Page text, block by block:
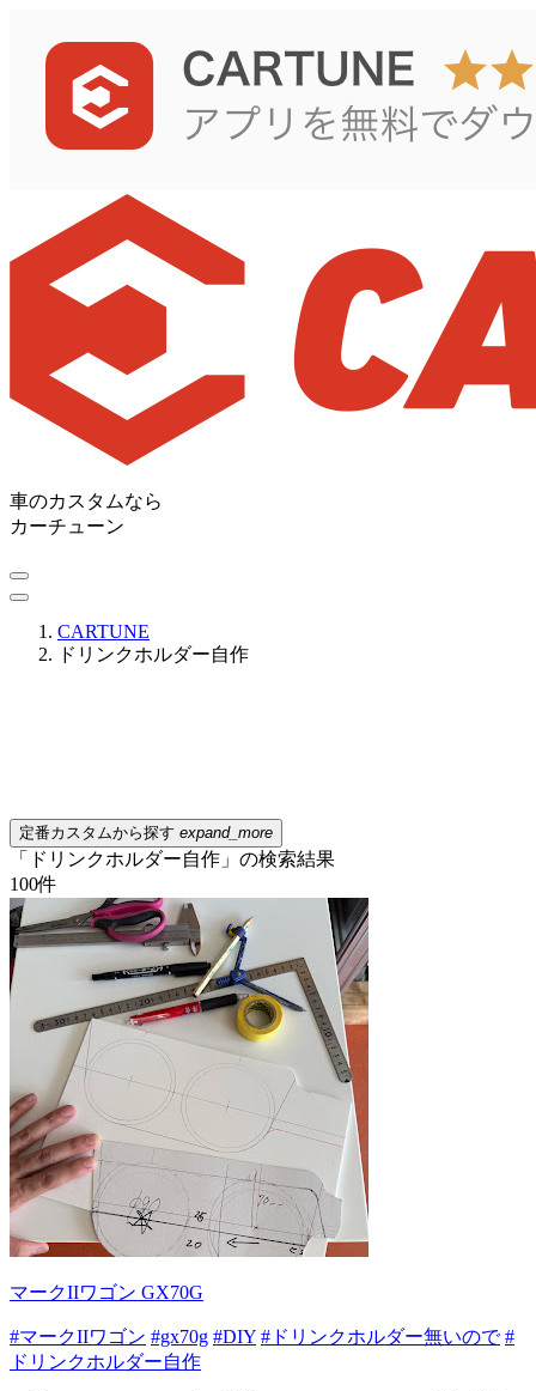
車のカスタムなら
カーチューン
CARTUNE
ドリンクホルダー自作
定番カスタムから探す expand_more
「ドリンクホルダー自作」の検索結果
100件
マークIIワゴン GX70G
#マークIIワゴン #gx70g #DIY #ドリンクホルダー無いので #
ドリンクホルダー自作